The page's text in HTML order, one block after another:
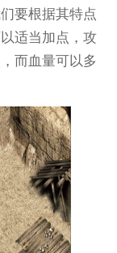
要根据其特点
适当加点，攻
而血量可以多